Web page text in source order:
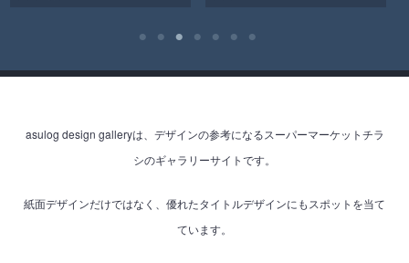
asulog design galleryは、デザインの参考になるスーパーマーケットチラ
シのギャラリーサイトです。
紙面デザインだけではなく、優れたタイトルデザインにもスポットを当て
ています。